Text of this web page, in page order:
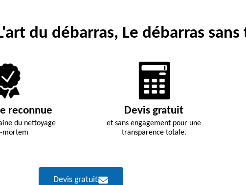
du débarras, Le débarras sans
reconnue
du nettoyage
mortem
Devis gratuit
et sans engagement pour une
transparence totale.
Devis gratuit